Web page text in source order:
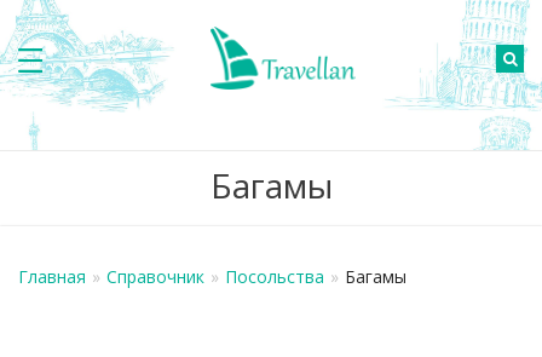
Багамы
Главная » Справочник » Посольства » Багамы